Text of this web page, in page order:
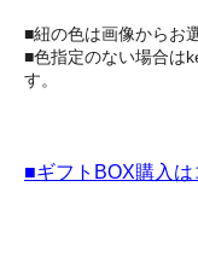
■紐の色は画像からお
■色指定のない場合は
す。
■ギフトBOX購入